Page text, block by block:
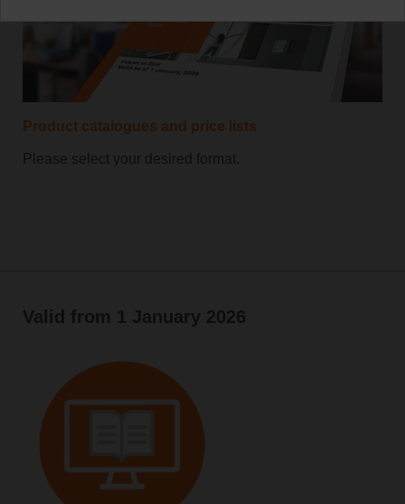
Product catalogues and price lists
Please select your desired format.
Valid from 1 January 2026